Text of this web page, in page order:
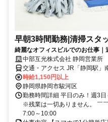
早朝3時間勤務|清掃スタ
綺麗なオフィスビルでのお仕事
中部互光株式会社 静岡営業所
交通・アクセス JR「静岡駅」
時給1,150円以上
静岡県静岡市駿河区
勤務時間詳細 平日のみ！週3
※残業は一切ありません。 ￣
7:00～10:00